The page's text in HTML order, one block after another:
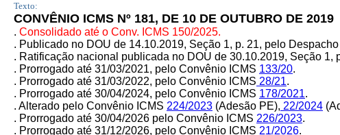
Texto:
CONVÊNIO ICMS Nº 181, DE 10 DE OUTUBRO DE 2019
. Consolidado até o Conv. ICMS 150/2025.
. Publicado no DOU de 14.10.2019, Seção 1, p. 21, pelo
. Ratificação nacional publicada no DOU de 30.10.2019, Seção 1,
. Prorrogado até 31/03/2021, pelo Convênio ICMS 133/20.
. Prorrogado até 31/03/2022, pelo Convênio ICMS 28/21.
. Prorrogado até 30/04/2024, pelo Convênio ICMS 178/2021.
. Alterado pelo Convênio ICMS 224/2023 (Adesão PE), 22/2024
. Prorrogado até 30/04/2026 pelo Convênio ICMS 226/2023.
. Prorrogado até 31/12/2026, pelo Convênio ICMS 21/2026.